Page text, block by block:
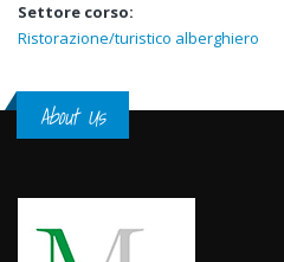
Settore corso:
Ristorazione/turistico alberghiero
About Us